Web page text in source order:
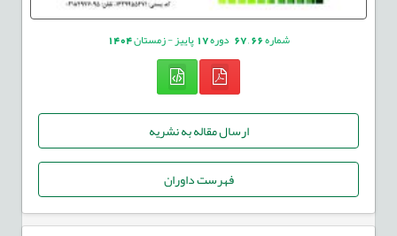
شماره66
,
67 دوره17پاییز - زمستان1404
ارسال مقاله به نشریه
فهرست داوران